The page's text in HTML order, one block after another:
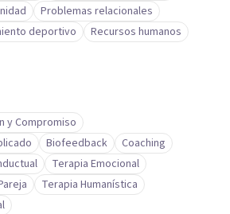
Problemas relacionales
deportivo Recursos humanos
y Compromiso
Biofeedback
Coaching
Terapia Emocional
Terapia Humanística